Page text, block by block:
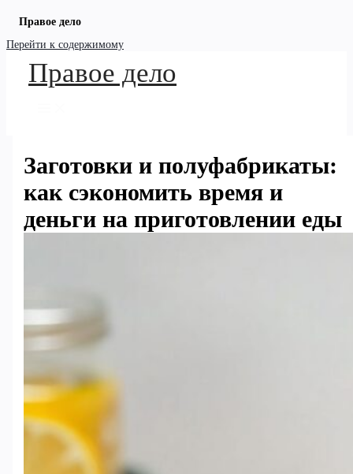
Правое дело
Перейти к содержимому
Правое дело
Заготовки и полуфабрикаты:
как сэкономить время и
деньги на приготовлении еды